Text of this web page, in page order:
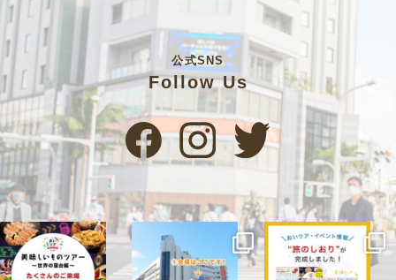
公式SNS
Follow Us